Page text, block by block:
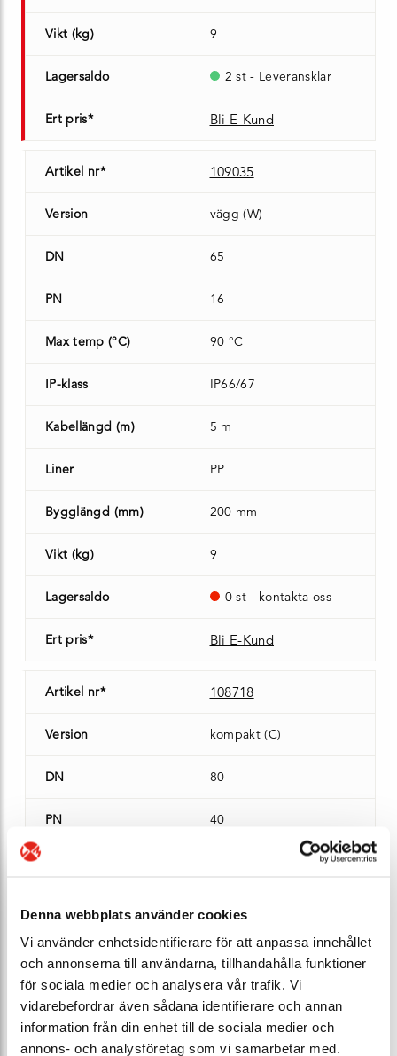
Denna webbplats använder cookies
Vi använder enhetsidentifierare för att anpassa innehållet
och annonserna till användarna, tillhandahålla funktioner
för sociala medier och analysera vår trafik. Vi
vidarebefordrar även sådana identifierare och annan
information från din enhet till de sociala medier och
annons- och analysföretag som vi samarbetar med.
Vikt (kg) 9
Lagersaldo 2 st - Leveransklar
Ert pris* Bli E-Kund
Artikel nr* 109035
Version vägg (W)
DN 65
PN 16
Max temp (°C) 90 °C
IP-klass IP66/67
Kabellängd (m) 5 m
Liner PP
Bygglängd (mm) 200 mm
Vikt (kg) 9
Lagersaldo 0 st - kontakta oss
Ert pris* Bli E-Kund
Artikel nr* 108718
Version kompakt (C)
DN 80
PN 40
Kabellängd (m) 5 m
Liner PP
Bygglängd (mm) 200 mm